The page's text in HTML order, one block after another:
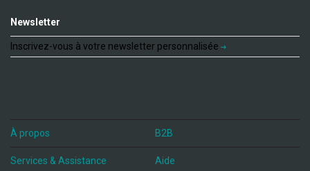
Newsletter
Inscrivez-vous à votre newsletter personnalisée
À propos B2B
Services & Assistance Aide